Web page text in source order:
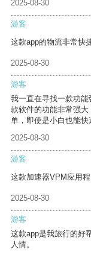
2025-08-30
游客
这款app的物流非常快
2025-08-30
游客
我一直在寻找一款功
款软件的功能非常强
单，即使是小白也能快
2025-08-30
游客
这款加速器VPM应用
2025-08-30
游客
这款app是我旅行的好
人情。